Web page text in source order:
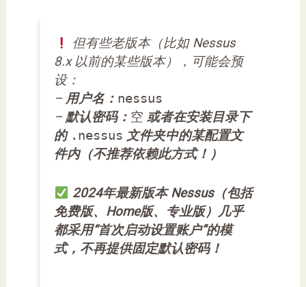
但有些老版本（比如 Nessus
8.x 以前的某些版本），可能会预
设：
–用户名： nessus
–默认密码： 空 或者在安装目录下
的 .nessus 文件夹中的某配置文
件内（不推荐依赖此方式！）
2024年最新版本 Nessus（包括
免费版、Home版、专业版）几乎
都采用“首次启动设置账户”的模
式，不再提供固定默认密码！